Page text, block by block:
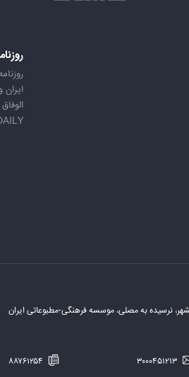
الوفاق
نرسیده به مصلی، موسسه فرهنگی-مطبوعاتی ایران